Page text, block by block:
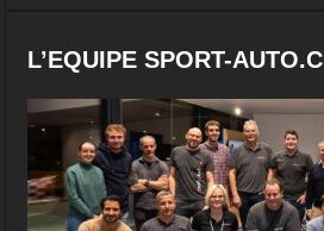
L’EQUIPE SPORT-